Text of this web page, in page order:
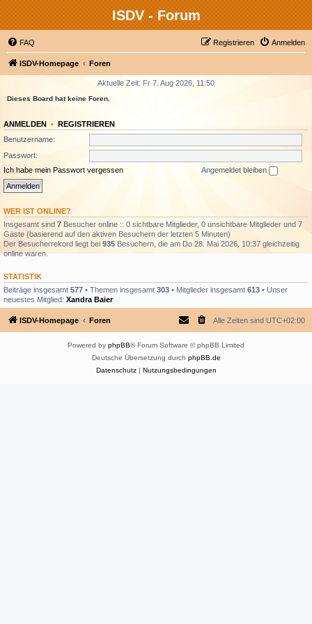
ISDV - Forum
FAQ Anmelden
Registrieren
ISDV-Homepage Foren
Aktuelle Zeit: Fr 7. Aug 2026, 11:50
Dieses Board hat keine Foren.
ANMELDEN • REGISTRIEREN
Benutzername:
Passwort:
Ich habe mein Passwort vergessen
Angemeldet bleiben
WER IST ONLINE?
Insgesamt sind 7 Besucher online :: 0 sichtbare Mitglieder, 0 unsichtbare Mitglieder und 7
Gäste (basierend auf den aktiven Besuchern der letzten 5 Minuten)
Der Besucherrekord liegt bei 935 Besuchern, die am Do 28. Mai 2026, 10:37 gleichzeitig
online waren.
STATISTIK
Beiträge insgesamt 577 • Themen insgesamt 303 • Mitglieder insgesamt 613 • Unser
neuestes Mitglied: Xandra Baier
ISDV-Homepage Foren Alle Zeiten sind UTC+02:00
Powered by phpBB® Forum Software © phpBB Limited
Deutsche Übersetzung durch phpBB.de
Datenschutz| Nutzungsbedingungen